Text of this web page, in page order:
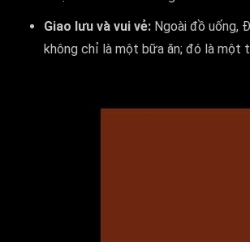
Giao lưu và vui vẻ: Ngoài đồ uống,
không chỉ là một bữa ăn; đó là một